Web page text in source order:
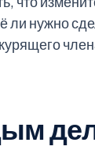
ли нужно